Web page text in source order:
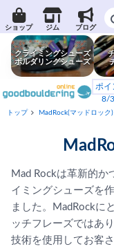
ショップ ジム ブログ
クライミングシューズ
ボルダリングシューズ
ポイ
8/
トップ MadRock(マッドロック)
Mad Rockは革新的か
イミングシューズを
ました。MadRockに
ッチフレーズではあ
技術を使用してお客